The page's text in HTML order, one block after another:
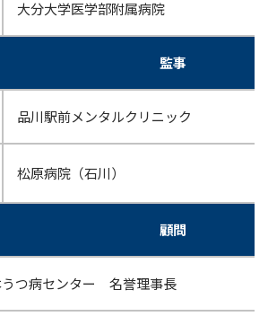
大分大学医学部附属病院
監事
品川駅前メンタルクリニック
松原病院（石川）
顧問
うつ病センター 名誉理事長